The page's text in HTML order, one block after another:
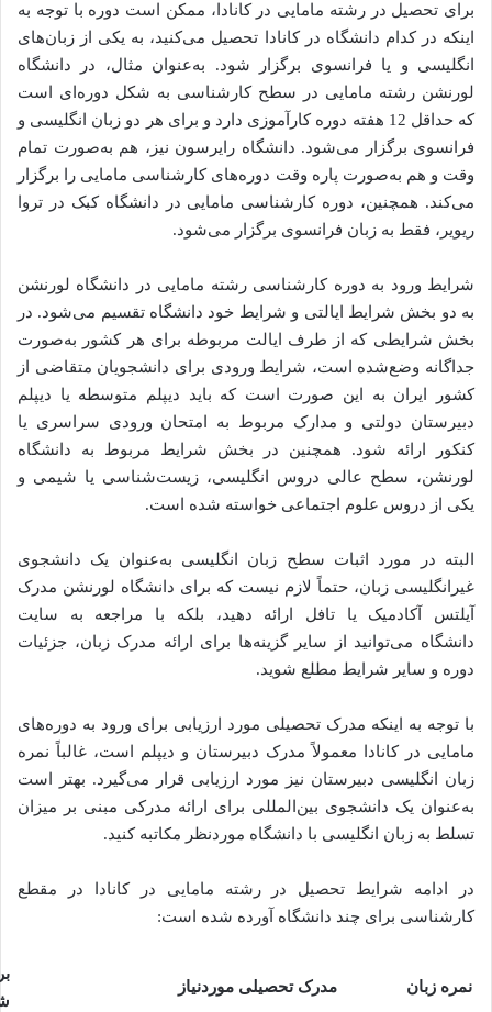
برای تحصیل در رشته مامایی در کانادا، ممکن است دوره با توجه به
اینکه در کدام دانشگاه در کانادا تحصیل می‌کنید، به یکی از زبان‌های
انگلیسی و یا فرانسوی برگزار شود. به‌عنوان مثال، در دانشگاه
لورنشن رشته مامایی در سطح کارشناسی به شکل دوره‌ای است
که حداقل 12 هفته دوره کارآموزی دارد و برای هر دو زبان انگلیسی و
فرانسوی برگزار می‌شود. دانشگاه رایرسون نیز، هم به‌صورت تمام‌
وقت و هم به‌صورت پاره‌ وقت دوره‌های کارشناسی مامایی را برگزار
می‌کند. همچنین، دوره کارشناسی مامایی در دانشگاه کبک در تروا
ریویر، فقط به زبان فرانسوی برگزار می‌شود.
شرایط ورود به دوره کارشناسی رشته مامایی در دانشگاه لورنشن
به دو بخش شرایط ایالتی و شرایط خود دانشگاه تقسیم می‌شود. در
بخش شرایطی که از طرف ایالت مربوطه برای هر کشور به‌صورت
جداگانه وضع‌شده است، شرایط ورودی برای دانشجویان متقاضی از
کشور ایران به این صورت است که باید دیپلم متوسطه یا دیپلم
دبیرستان دولتی و مدارک مربوط به امتحان ورودی سراسری یا
کنکور ارائه شود. همچنین در بخش شرایط مربوط به دانشگاه
لورنشن، سطح عالی دروس انگلیسی، زیست‌شناسی یا شیمی و
یکی از دروس علوم اجتماعی خواسته ‌شده است.
البته در مورد اثبات سطح زبان انگلیسی به‌عنوان یک دانشجوی
غیرانگلیسی زبان، حتماً لازم نیست که برای دانشگاه لورنشن مدرک
آیلتس آکادمیک یا تافل ارائه دهید، بلکه با مراجعه به سایت
دانشگاه می‌توانید از سایر گزینه‌ها برای ارائه مدرک زبان، جزئیات
دوره و سایر شرایط مطلع شوید.
با توجه به اینکه مدرک تحصیلی مورد ارزیابی برای ورود به دوره‌های
مامایی در کانادا معمولاً مدرک دبیرستان و دیپلم است، غالباً نمره
زبان انگلیسی دبیرستان نیز مورد ارزیابی قرار می‌گیرد. بهتر است
به‌عنوان یک دانشجوی بین‌المللی برای ارائه مدرکی مبنی بر میزان
تسلط به زبان انگلیسی با دانشگاه موردنظر مکاتبه کنید.
در ادامه شرایط تحصیل در رشته مامایی در کانادا در مقطع
کارشناسی برای چند دانشگاه آورده شده است:
نمره زبان مدرک تحصیلی موردنیاز